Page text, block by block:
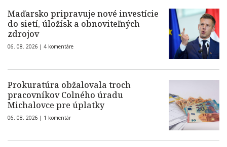
Maďarsko pripravuje nové investície
do sietí, úložísk a obnoviteľných
zdrojov
06. 08. 2026 | 4 komentáre
Prokuratúra obžalovala troch
pracovníkov Colného úradu
Michalovce pre úplatky
06. 08. 2026 | 1 komentár